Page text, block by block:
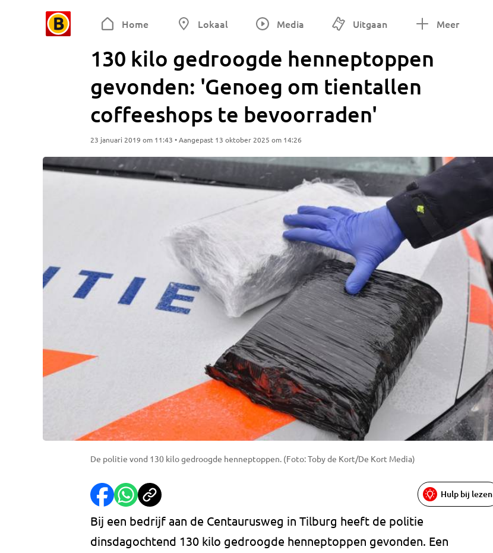
Home Lokaal Media Uitgaan Meer
130 kilo gedroogde henneptoppen
gevonden: 'Genoeg om tientallen
coffeeshops te bevoorraden'
23 januari 2019 om 11:43 • Aangepast 13 oktober 2025 om 14:26
De politie vond 130 kilo gedroogde henneptoppen. (Foto: Toby de Kort/De Kort Media)
Hulp bij lezen
Bij een bedrijf aan de Centaurusweg in Tilburg heeft de politie
dinsdagochtend 130 kilo gedroogde henneptoppen gevonden. Een